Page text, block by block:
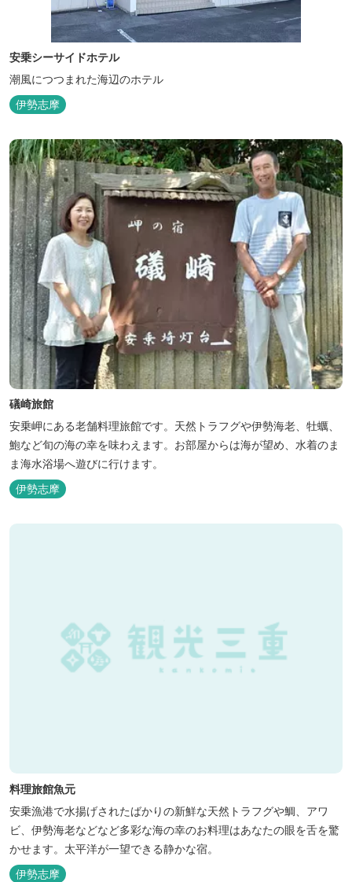
安乗シーサイドホテル
潮風につつまれた海辺のホテル
伊勢志摩
礒崎旅館
安乗岬にある老舗料理旅館です。天然トラフグや伊勢海老、牡蠣、
鮑など旬の海の幸を味わえます。お部屋からは海が望め、水着のま
ま海水浴場へ遊びに行けます。
伊勢志摩
料理旅館魚元
安乗漁港で水揚げされたばかりの新鮮な天然トラフグや鯛、アワ
ビ、伊勢海老などなど多彩な海の幸のお料理はあなたの眼を舌を驚
かせます。太平洋が一望できる静かな宿。
伊勢志摩